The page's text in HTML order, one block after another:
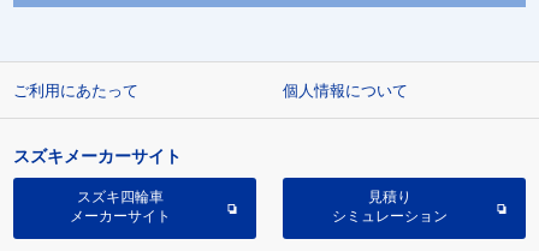
ご利用にあたって 個人情報について
スズキメーカーサイト
スズキ四輪車
メーカーサイト
見積り
シミュレーション